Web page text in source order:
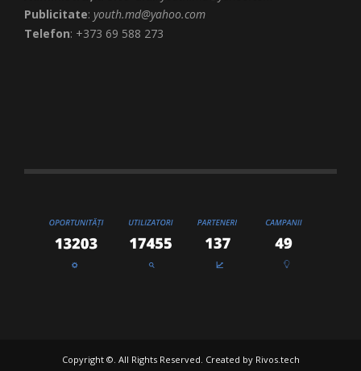
Publicitate: youth.md@yahoo.com
Telefon: +373 69 588 273
Copyright ©. All Rights Reserved. Created by Rivos.tech